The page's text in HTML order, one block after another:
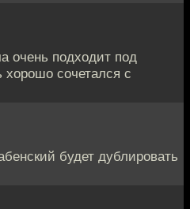
очень подходит под
сочетался с
будет дублировать